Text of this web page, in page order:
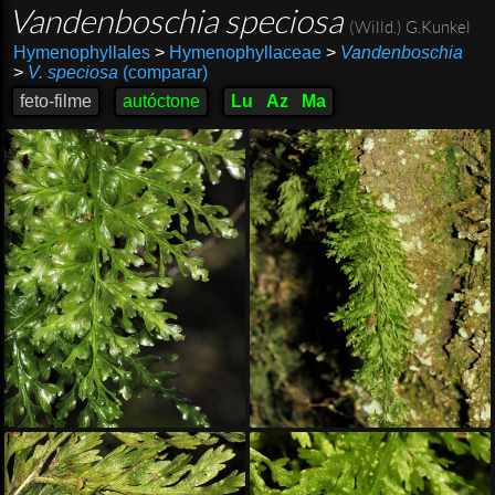
Vandenboschia speciosa (Willd.) G.Kunkel
Hymenophyllales >Hymenophyllaceae > Vandenboschia
> V. speciosa (comparar)
feto-filme
autóctone Lu Az Ma